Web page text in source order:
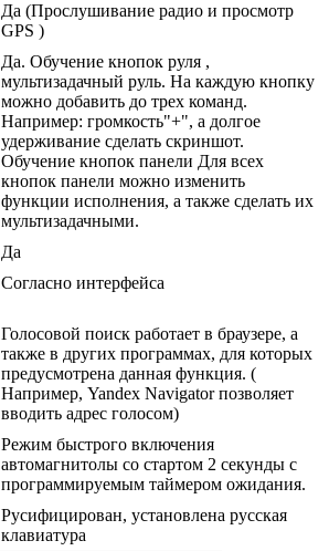
Да (Прослушивание радио и просмотр
GPS )
Да. Обучение кнопок руля ,
мультизадачный руль. На каждую кнопку
можно добавить до трех команд.
Например: громкость"+", а долгое
удерживание сделать скриншот.
Обучение кнопок панели Для всех
кнопок панели можно изменить
функции исполнения, а также сделать их
мультизадачными.
Да
Согласно интерфейса
Голосовой поиск работает в браузере, а
также в других программах, для которых
предусмотрена данная функция. (
Например, Yandex Navigator позволяет
вводить адрес голосом)
Режим быстрого включения
автомагнитолы со стартом 2 секунды с
программируемым таймером ожидания.
Русифицирован, установлена русская
клавиатура